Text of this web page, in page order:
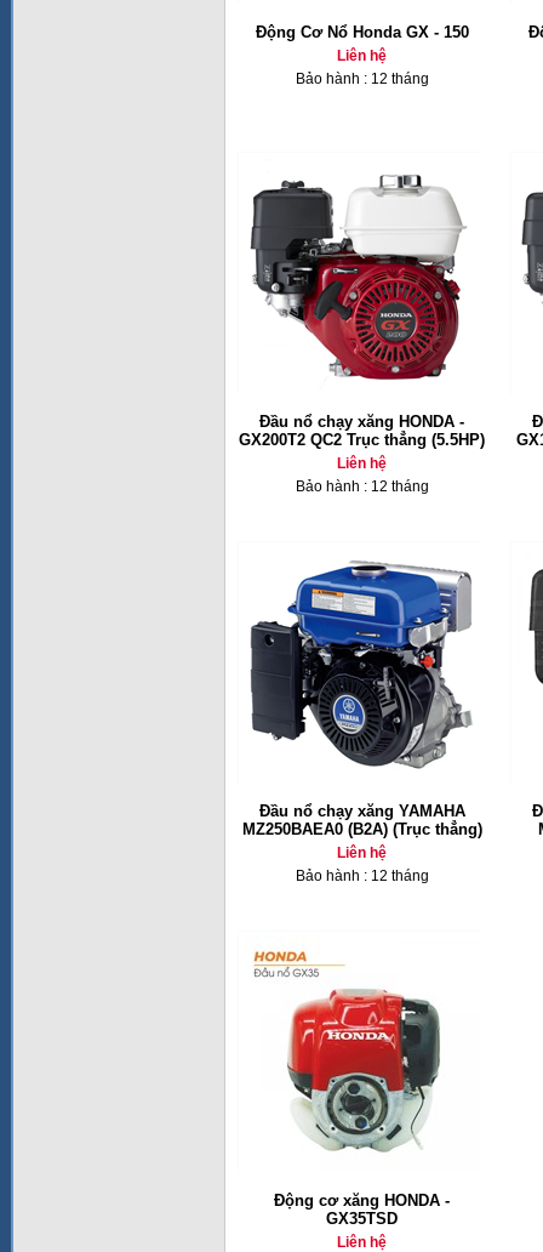
Động Cơ Nổ Honda GX - 150
Liên hệ
Bảo hành : 12 tháng
Đầu nổ chạy xăng HONDA -
GX200T2 QC2 Trục thẳng (5.5HP)
Liên hệ
Bảo hành : 12 tháng
Đầu nổ chạy xăng YAMAHA
MZ250BAEA0 (B2A) (Trục thẳng)
Liên hệ
Bảo hành : 12 tháng
Động cơ xăng HONDA -
GX35TSD
Liên hệ